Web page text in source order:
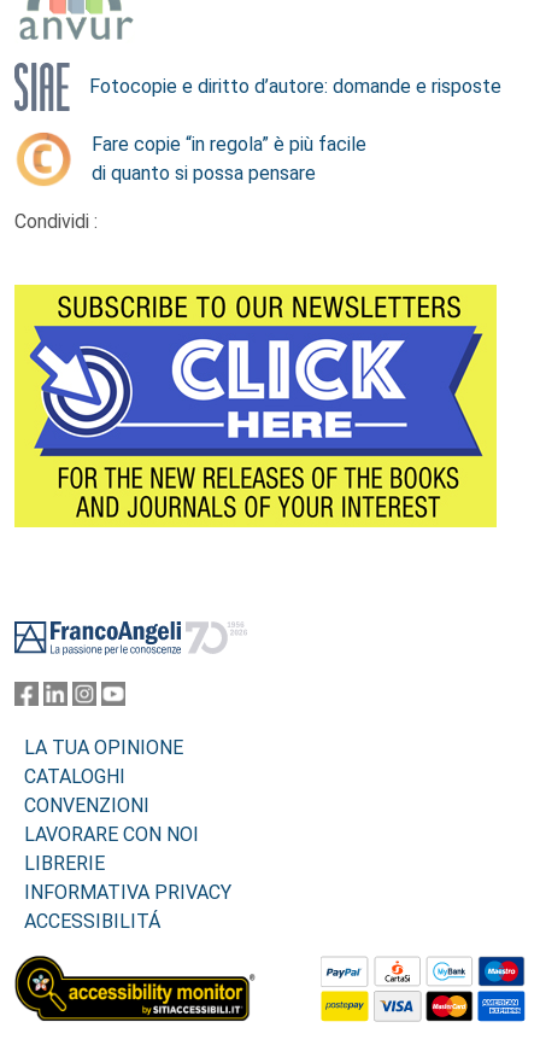
Fotocopie e diritto d’autore: domande e risposte
Fare copie “in regola” è più facile
di quanto si possa pensare
Condividi :
LA TUA OPINIONE
CATALOGHI
CONVENZIONI
LAVORARE CON NOI
LIBRERIE
INFORMATIVA PRIVACY
ACCESSIBILITÁ